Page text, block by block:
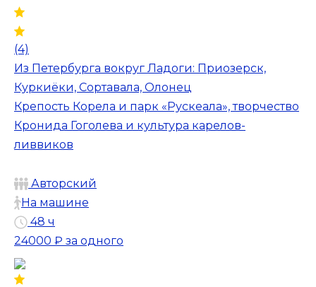
(4)
Из Петербурга вокруг Ладоги: Приозерск,
Куркиёки, Сортавала, Олонец
Крепость Корела и парк «Рускеала», творчество
Кронида Гоголева и культура карелов-
ливвиков
Авторский
На машине
48 ч
24000 ₽ за одного